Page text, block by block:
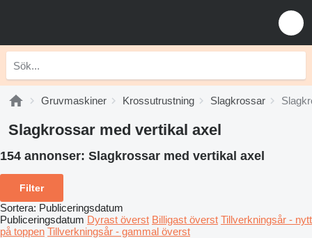
Gruvmaskiner Krossutrustning Slagkrossar
Slagkrossar med vertikal axel
154 annonser: Slagkrossar med vertikal axel
Filter
Sortera: Publiceringsdatum
Publiceringsdatum Dyrast överst Billigast överst Tillverkningsår - nytt
på toppen Tillverkningsår - gammal överst